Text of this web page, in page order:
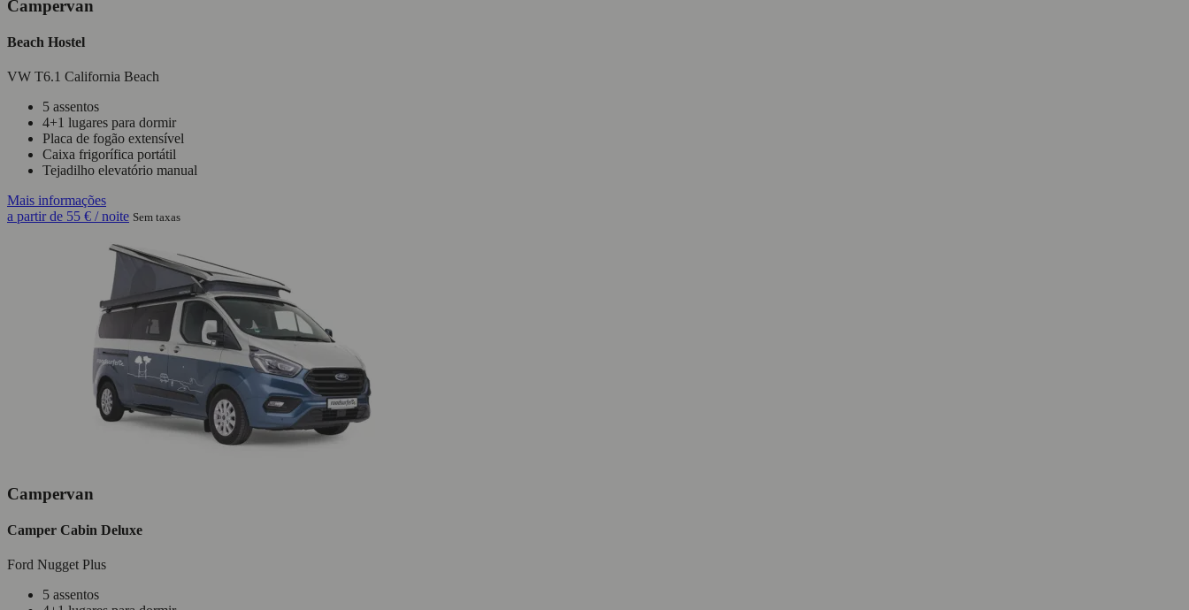
Campervan
Beach Hostel
VW T6.1 California Beach
5 assentos
4+1 lugares para dormir
Placa de fogão extensível
Caixa frigorífica portátil
Tejadilho elevatório manual
Mais informações
a partir de 55 € / noite Sem taxas
Campervan
Camper Cabin Deluxe
Ford Nugget Plus
5 assentos